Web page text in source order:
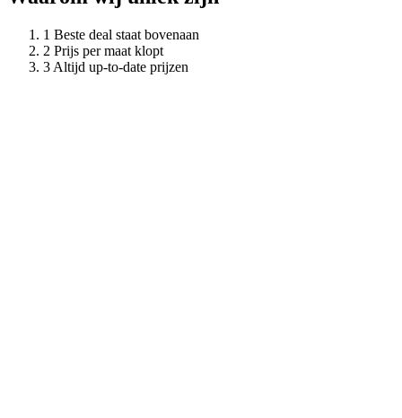
Beste deal staat bovenaan
Prijs per maat klopt
Altijd up-to-date prijzen